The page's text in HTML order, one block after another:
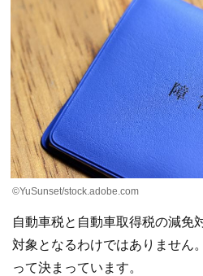
©YuSunset/stock.adobe.com
自動車税と自動車取得税の減免
対象となるわけではありません
って決まっています。